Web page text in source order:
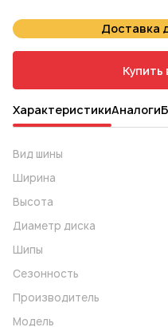
Доставка
Купить
ХарактеристикиАналоги
Вид шины
Ширина
Высота
Диаметр диска
Шипы
Сезонность
Производитель
Модель